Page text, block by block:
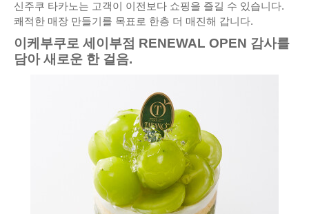
신주쿠 타카노는 고객이 이전보다 쇼핑을 즐길 수 있습니다.
쾌적한 매장 만들기를 목표로 한층 더 매진해 갑니다.
이케부쿠로 세이부점 RENEWAL OPEN 감사를
담아 새로운 한 걸음.